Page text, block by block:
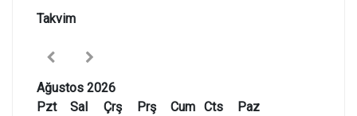
Takvim
Ağustos 2026
Pzt
Sal Çrş Prş Cum Cts
Paz